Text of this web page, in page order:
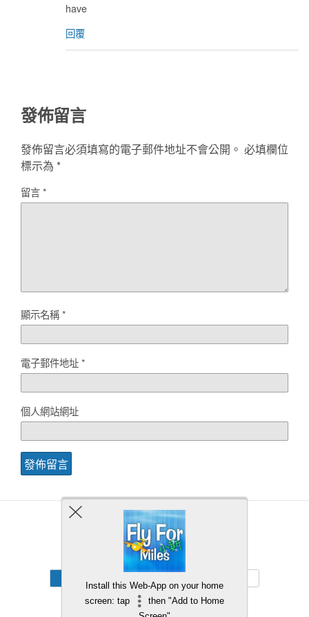
have
回覆
發佈留言
發佈留言必須填寫的電子郵件地址不會公開。 必填欄位
標示為 *
留言*
顯示名稱*
電子郵件地址*
個人網站網址
Back to top
Install this Web-App on your home
screen: tap
then "Add to Home